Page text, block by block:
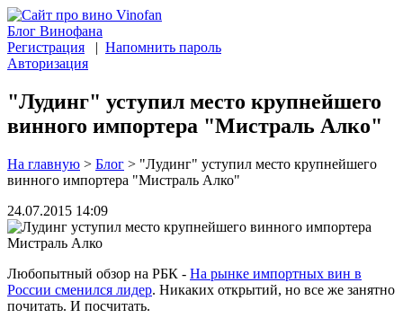
Блог Винофана
Регистрация | Напомнить пароль
Авторизация
"Лудинг" уступил место крупнейшего
винного импортера "Мистраль Алко"
На главную > Блог > "Лудинг" уступил место крупнейшего
винного импортера "Мистраль Алко"
24.07.2015 14:09
Любопытный обзор на РБК - На рынке импортных вин в
России сменился лидер. Никаких открытий, но все же занятно
почитать. И посчитать.